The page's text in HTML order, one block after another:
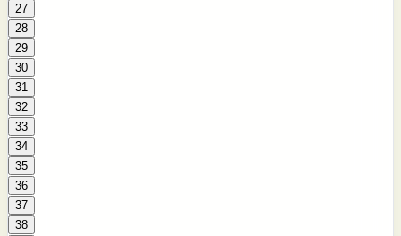
27
28
29
30
31
32
33
34
35
36
37
38